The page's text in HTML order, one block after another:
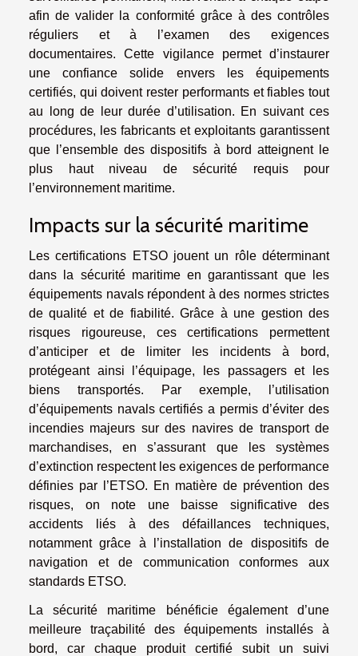
afin de valider la conformité grâce à des contrôles
réguliers et à l’examen des exigences
documentaires. Cette vigilance permet d’instaurer
une confiance solide envers les équipements
certifiés, qui doivent rester performants et fiables tout
au long de leur durée d’utilisation. En suivant ces
procédures, les fabricants et exploitants garantissent
que l’ensemble des dispositifs à bord atteignent le
plus haut niveau de sécurité requis pour
l’environnement maritime.
Impacts sur la sécurité maritime
Les certifications ETSO jouent un rôle déterminant
dans la sécurité maritime en garantissant que les
équipements navals répondent à des normes strictes
de qualité et de fiabilité. Grâce à une gestion des
risques rigoureuse, ces certifications permettent
d’anticiper et de limiter les incidents à bord,
protégeant ainsi l’équipage, les passagers et les
biens transportés. Par exemple, l’utilisation
d’équipements navals certifiés a permis d’éviter des
incendies majeurs sur des navires de transport de
marchandises, en s’assurant que les systèmes
d’extinction respectent les exigences de performance
définies par l’ETSO. En matière de prévention des
risques, on note une baisse significative des
accidents liés à des défaillances techniques,
notamment grâce à l’installation de dispositifs de
navigation et de communication conformes aux
standards ETSO.
La sécurité maritime bénéficie également d’une
meilleure traçabilité des équipements installés à
bord, car chaque produit certifié subit un suivi